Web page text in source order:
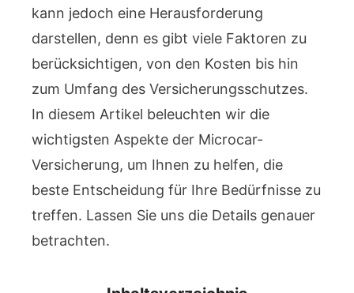
kann jedoch eine Herausforderung
darstellen, denn es gibt viele Faktoren zu
berücksichtigen, von den Kosten bis hin
zum Umfang des Versicherungsschutzes.
In diesem Artikel beleuchten wir die
wichtigsten Aspekte der Microcar-
Versicherung, um Ihnen zu helfen, die
beste Entscheidung für Ihre Bedürfnisse zu
treffen. Lassen Sie uns die Details genauer
betrachten.